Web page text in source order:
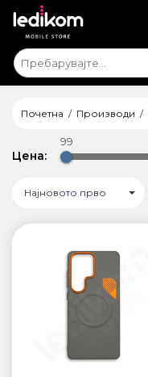
Почетна Производи
Цена:
99
Најновото прво
• Samsung